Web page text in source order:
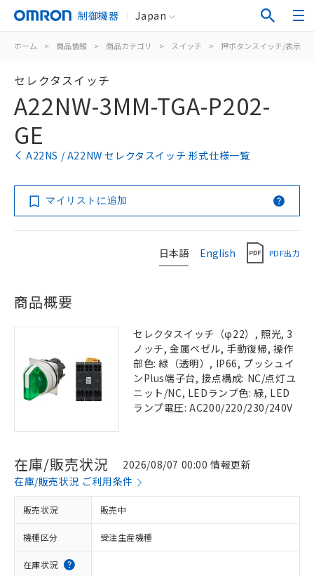
制御機器 Japan
ホーム > 商品情報 > 商品カテゴリ > スイッチ > 押ボタンスイッチ/表示灯
セレクタスイッチ
A22NW-3MM-TGA-P202-
GE
A22NS / A22NW セレクタスイッチ 形式仕様一覧
マイリストに追加
日本語 English PDF出力
商品概要
セレクタスイッチ（φ22）, 照光, 3
ノッチ, 金属ベゼル, 手動復帰, 操作
部色: 緑（透明）, IP66, プッシュイ
ンPlus端子台, 接点構成: NC/点灯ユ
ニット/NC, LEDランプ色: 緑, LED
ランプ電圧: AC200/220/230/240V
在庫/販売状況
2026/08/07 00:00 情報更新
在庫/販売状況 ご利用条件
販売状況 販売中
機種区分 受注生産機種
在庫状況